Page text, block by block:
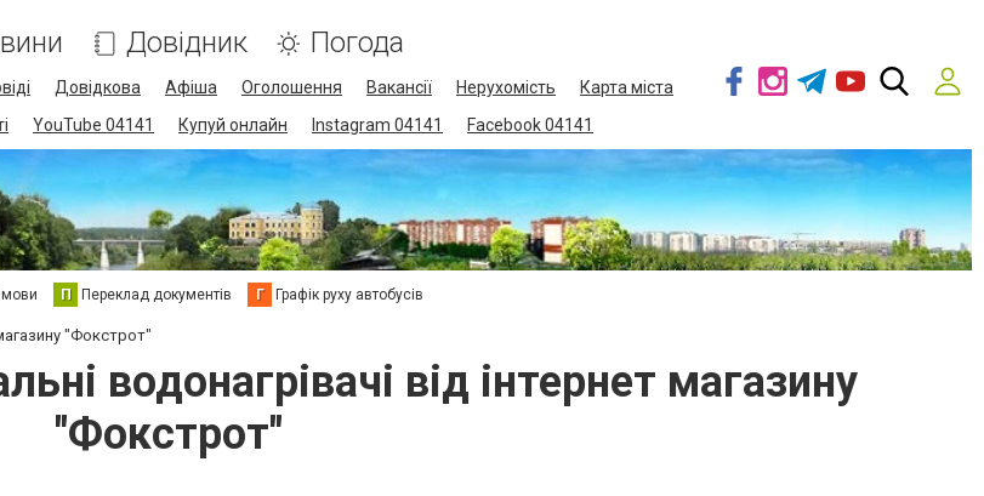
Довідник Погода
Довідкова Афіша Оголошення Вакансії Нерухомість
Карта міста
YouTube 04141 Купуй онлайн Instagram 04141 Facebook 04141
мови П Переклад документів Г Графік руху автобусів
"Фокстрот"
водонагрівачі від інтернет магазину
"Фокстрот"